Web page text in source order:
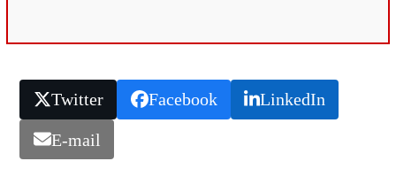
Twitter Facebook LinkedIn
E-mail